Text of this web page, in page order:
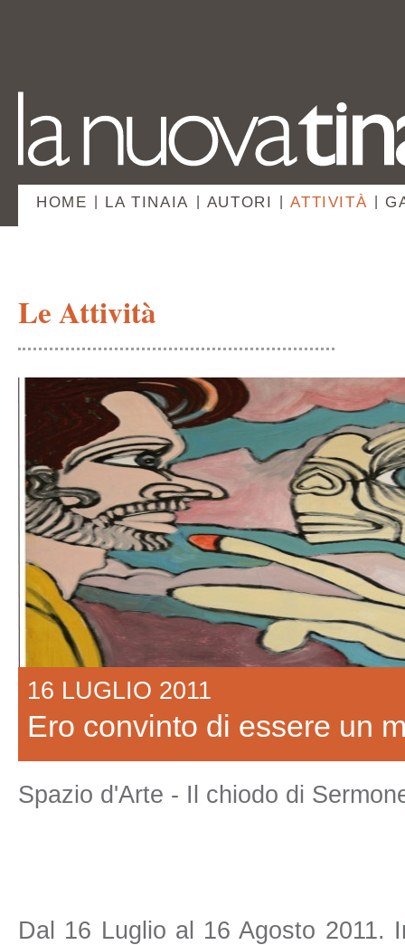
HOME LA TINAIA AUTORI ATTIVITÀ
Le Attività
16 LUGLIO 2011
Ero convinto di essere un
Spazio d'Arte - Il chiodo di
Dal 16 Luglio al 16 Agosto 2011.